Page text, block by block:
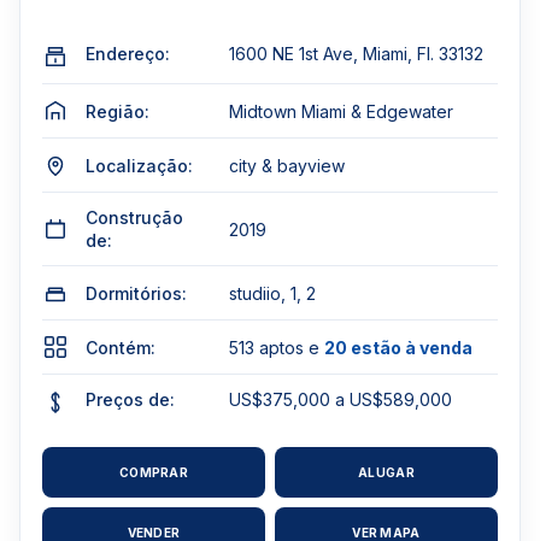
Endereço: 1600 NE 1st Ave, Miami, Fl. 33132
Região: Midtown Miami & Edgewater
Localização: city & bayview
Construção
de:
2019
Dormitórios: studiio, 1, 2
Contém: 513 aptos e 20 estão à venda
Preços de: US$375,000 a US$589,000
COMPRAR ALUGAR
VENDER VER MAPA